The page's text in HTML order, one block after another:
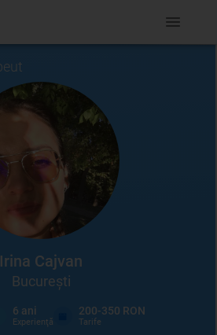
Irina Cajvan
București
6 ani
Experienţă
200-350 RON
Tarife